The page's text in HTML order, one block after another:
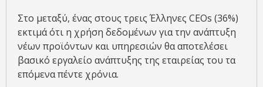
Στο μεταξύ, ένας στους τρεις Έλληνες CEOs (36%)
εκτιμά ότι η χρήση δεδομένων για την ανάπτυξη
νέων προϊόντων και υπηρεσιών θα αποτελέσει
βασικό εργαλείο ανάπτυξης της εταιρείας του τα
επόμενα πέντε χρόνια.